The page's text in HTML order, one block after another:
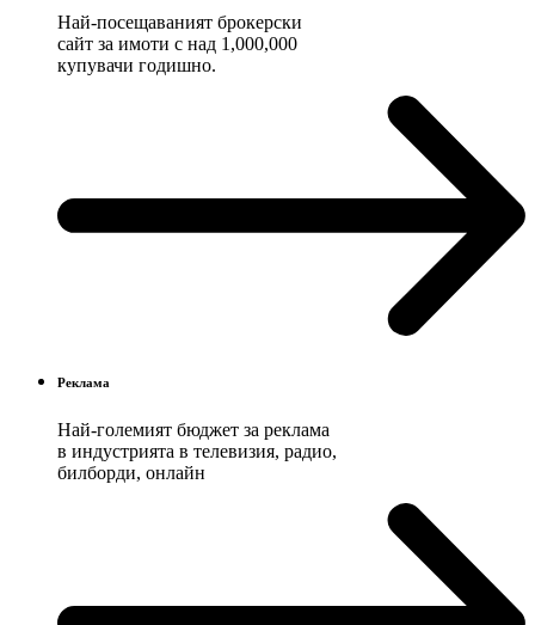
Най-посещаваният брокерски
сайт за имоти с над 1,000,000
купувачи годишно.
Реклама
Най-големият бюджет за реклама
в индустрията в телевизия, радио,
билборди, онлайн